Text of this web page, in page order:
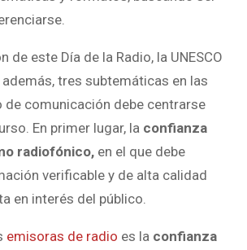
de este Día de la Radio, la UNESCO
tres subtemáticas en las
de comunicación debe centrarse
En primer lugar, la confianza
radiofónico, en el que debe
verificable y de alta calidad
en interés del público.
emisoras de radio es la confianza